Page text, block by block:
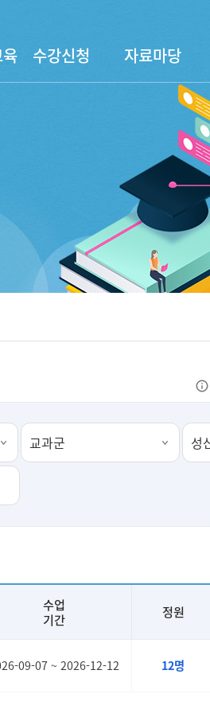
수강신청 자료마당
수업
기간
정원
09-07 ~ 2026-12-12 12명